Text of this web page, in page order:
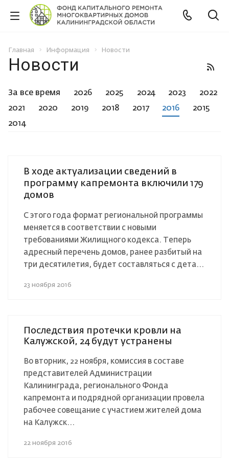
Главная Информация Новости
Новости
За все время 2026 2025 2024 2023
2022
2021
2020 2019 2018 2017 2016
2015
2014
В ходе актуализации сведений в
программу капремонта включили 179
домов
С этого года формат региональной программы
меняется в соответствии с новыми
требованиями Жилищного кодекса. Теперь
адресный перечень домов, ранее разбитый на
три десятилетия, будет составляться с дета...
23 ноября 2016
Последствия протечки кровли на
Калужской, 24 будут устранены
Во вторник, 22 ноября, комиссия в составе
представителей Администрации
Калининграда, регионального Фонда
капремонта и подрядной организации провела
рабочее совещание с участием жителей дома
на Калужск...
22 ноября 2016